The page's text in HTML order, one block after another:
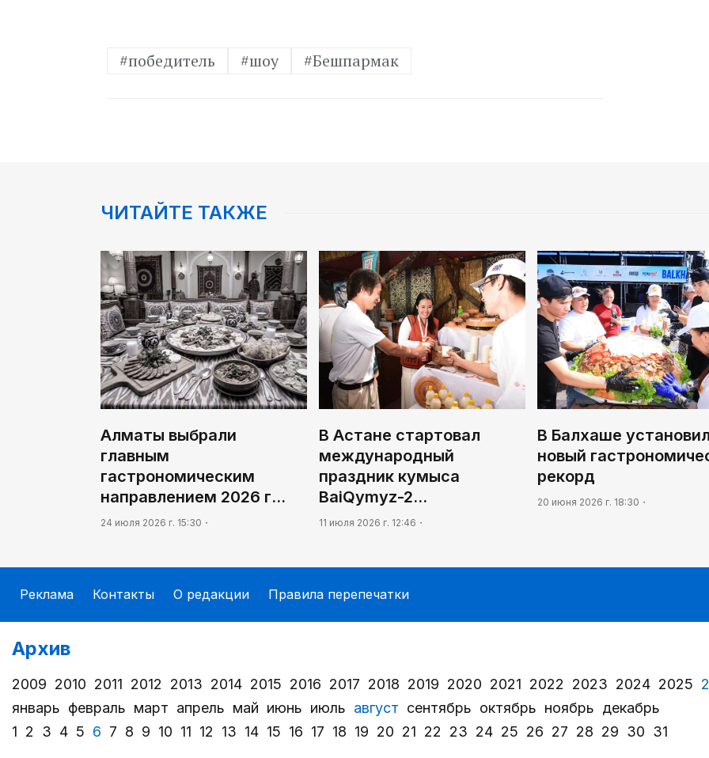
#победитель #шоу #Бешпармак
ЧИТАЙТЕ ТАКЖЕ
Алматы выбрали
главным
гастрономическим
направлением 2026 г…
24 июля 2026 г. 15:30
В Астане стартовал
международный
праздник кумыса
BaiQymyz-2…
11 июля 2026 г. 12:46
В Балхаше
новый
рекорд
20 июня 2026 г. 18:30
Реклама Контакты О редакции Правила перепечатки
Архив
2009 2010 2011 2012 2013 2014 2015 2016 2017 2018 2019 2020 2021 2022 2023 2024 2025
январь февраль март апрель май июнь июль август сентябрь октябрь ноябрь декабрь
1 2 3 4 5 6 7 8 9 10 11 12 13 14 15 16 17 18 19 20 21 22 23 24 25 26 27 28 29 30 31